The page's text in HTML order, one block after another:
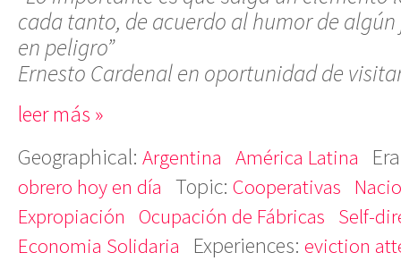
cada tanto, de acuerdo al humor de algún
en peligro”
Ernesto Cardenal en oportunidad de
leer más »
Geographical: Argentina América Latina
obrero hoy en día Topic: Cooperativas
Expropiación Ocupación de Fábricas Self-
Economia Solidaria
Experiences: eviction